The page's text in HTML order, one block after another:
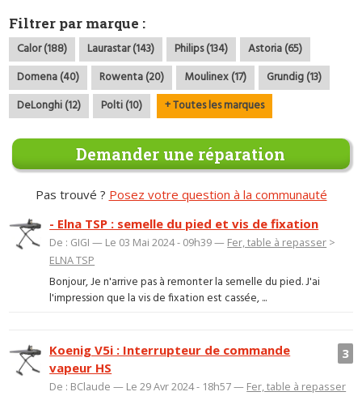
Filtrer par marque :
Calor (188) Laurastar (143) Philips (134)
Astoria (65)
Domena (40)
Rowenta (20) Moulinex (17)
Grundig (13)
DeLonghi (12)
Polti (10) + Toutes les marques
Demander une réparation
Pas trouvé ? Posez votre question à la communauté
- Elna TSP : semelle du pied et vis de fixation
De : GIGI — Le 03 Mai 2024 - 09h39 — Fer, table à repasser >
ELNA TSP
Bonjour, Je n'arrive pas à remonter la semelle du pied. J'ai
l'impression que la vis de fixation est cassée, ...
3
Koenig V5i : Interrupteur de commande
vapeur HS
De : BClaude — Le 29 Avr 2024 - 18h57 — Fer, table à repasser